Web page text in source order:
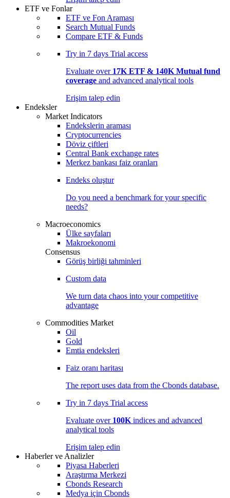
ETF ve Fonlar
ETF ve Fon Araması
Search Mutual Funds
Compare ETF & Funds
Try in 7 days Trial access
Evaluate over 17K ETF & 140K Mutual fund
coverage and advanced analytical tools
Erişim talep edin
Endeksler
Market Indicators
Endekslerin araması
Cryptocurrencies
Döviz çiftleri
Central Bank exchange rates
Merkez bankası faiz oranları
Endeks oluştur
Do you need a benchmark for your specific
needs?
Macroeconomics
Ülke sayfaları
Makroekonomi
Consensus
Görüş birliği tahminleri
Custom data
We turn data chaos into your competitive
advantage
Commodities Market
Oil
Gold
Emtia endeksleri
Faiz oranı haritası
The report uses data from the Cbonds database.
Try in 7 days Trial access
Evaluate over 100K indices and advanced
analytical tools
Erişim talep edin
Haberler ve Analizler
Piyasa Haberleri
Araştırma Merkezi
Cbonds Research
Medya için Cbonds